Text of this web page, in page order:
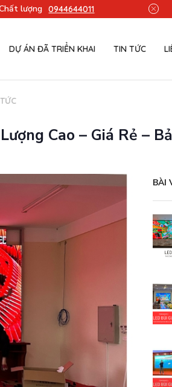
lượng 0944644011
DỰ ÁN ĐÃ TRIỂN KHAI TIN TỨC
Cao – Giá Rẻ –
BÀI